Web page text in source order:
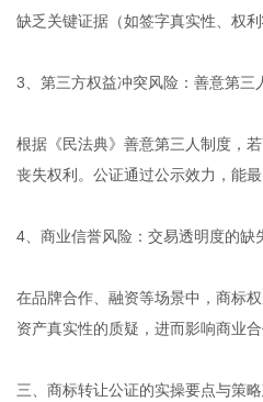
缺乏关键证据（如签字真实性、权
3、第三方权益冲突风险：善意第三
根据《民法典》善意第三人制度，
丧失权利。公证通过公示效力，能最
4、商业信誉风险：交易透明度的缺
在品牌合作、融资等场景中，商标
资产真实性的质疑，进而影响商业合
三、商标转让公证的实操要点与策